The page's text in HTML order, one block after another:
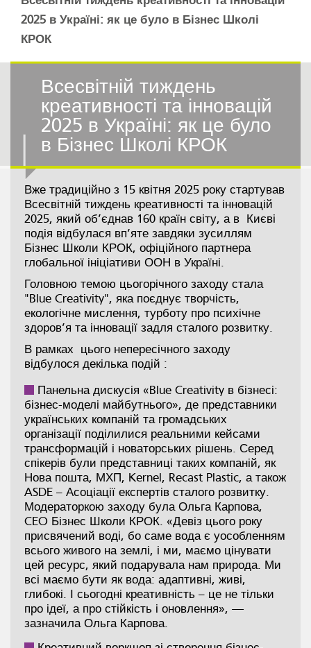
2025 в Україні: як це було в Бізнес Школі
КРОК
Всесвітній тиждень
креативності та інновацій
2025 в Україні: як це було
в Бізнес Школі КРОК
Вже традиційно з 15 квітня 2025 року стартував
Всесвітній тиждень креативності та інновацій
2025, який об’єднав 160 країн світу, а в Києві
подія відбулася вп’яте завдяки зусиллям
Бізнес Школи КРОК, офіційного партнера
глобальної ініціативи ООН в Україні.
Головною темою цьогорічного заходу стала
"Blue Creativity", яка поєднує творчість,
екологічне мислення, турботу про психічне
здоров’я та інновації задля сталого розвитку.
В рамках цього непересічного заходу
відбулося декілька подій :
Панельна дискусія «Blue Creativity в бізнесі:
бізнес-моделі майбутнього», де представники
українських компаній та громадських
організації поділилися реальними кейсами
трансформацій і новаторських рішень. Серед
спікерів були представниці таких компаній, як
Нова пошта, МХП, Kernel, Recast Plastic, а також
ASDE – Асоціації експертів сталого розвитку.
Модераторкою заходу була Ольга Карпова,
CEO Бізнес Школи КРОК. «Девіз цього року
присвячений воді, бо саме вода є уособленням
всього живого на землі, і ми, маємо цінувати
цей ресурс, який подарувала нам природа. Ми
всі маємо бути як вода: адаптивні, живі,
глибокі. І сьогодні креативність – це не тільки
про ідеї, а про стійкість і оновлення», —
зазначила Ольга Карпова.